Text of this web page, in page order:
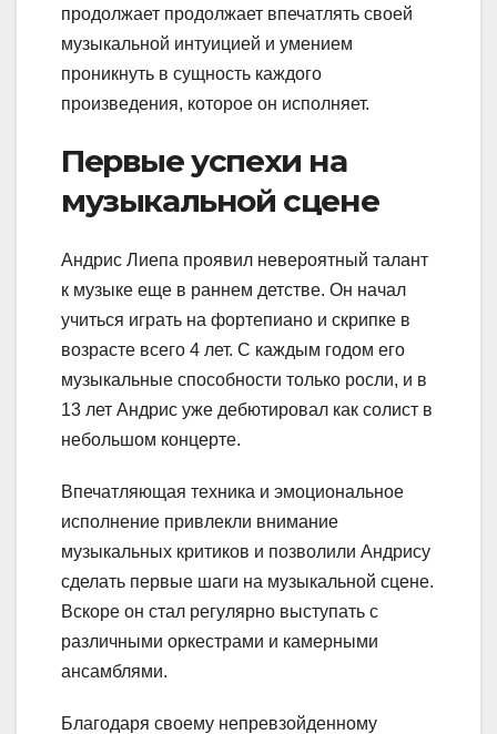
продолжает продолжает впечатлять своей
музыкальной интуицией и умением
проникнуть в сущность каждого
произведения, которое он исполняет.
Первые успехи на
музыкальной сцене
Андрис Лиепа проявил невероятный талант
к музыке еще в раннем детстве. Он начал
учиться играть на фортепиано и скрипке в
возрасте всего 4 лет. С каждым годом его
музыкальные способности только росли, и в
13 лет Андрис уже дебютировал как солист в
небольшом концерте.
Впечатляющая техника и эмоциональное
исполнение привлекли внимание
музыкальных критиков и позволили Андрису
сделать первые шаги на музыкальной сцене.
Вскоре он стал регулярно выступать с
различными оркестрами и камерными
ансамблями.
Благодаря своему непревзойденному